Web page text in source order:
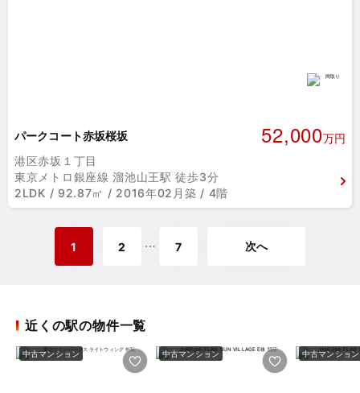
パークコート赤坂桜坂 52,000万円
港区赤坂１丁目
東京メトロ銀座線 溜池山王駅 徒歩3分
2LDK / 92.87㎡ / 2016年02月築 / 4階
1 2 ⋯ 7 次へ
近くの駅の物件一覧
中古マンション 中古マンション 中古マンション